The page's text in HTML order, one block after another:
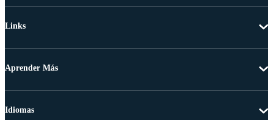
Links
Aprender Más
Idiomas